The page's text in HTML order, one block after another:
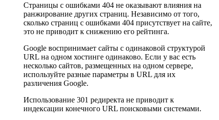
Страницы с ошибками 404 не оказывают влияния на
ранжирование других страниц. Независимо от того,
сколько страниц с ошибками 404 присутствует на сайте,
это не приводит к снижению его рейтинга.
Google воспринимает сайты с одинаковой структурой
URL на одном хостинге одинаково. Если у вас есть
несколько сайтов, размещенных на одном сервере,
используйте разные параметры в URL для их
различения Google.
Использование 301 редиректа не приводит к
индексации конечного URL поисковыми системами.